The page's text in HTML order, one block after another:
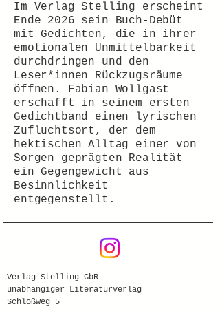
Im Verlag Stelling erscheint
Ende 2026 sein Buch-Debüt
mit Gedichten, die in ihrer
emotionalen Unmittelbarkeit
durchdringen und den
Leser*innen Rückzugsräume
öffnen. Fabian Wollgast
erschafft in seinem ersten
Gedichtband einen lyrischen
Zufluchtsort, der dem
hektischen Alltag einer von
Sorgen geprägten Realität
ein Gegengewicht aus
Besinnlichkeit
entgegenstellt.
Verlag Stelling GbR
unabhängiger Literaturverlag
Schloßweg 5